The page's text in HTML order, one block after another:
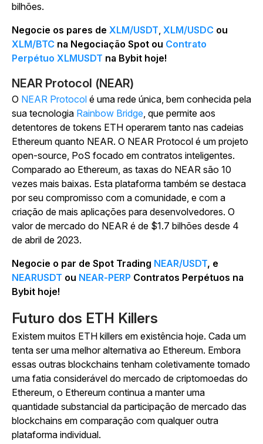
bilhões.
Negocie os pares de XLM/USDT, XLM/USDC ou
XLM/BTC na Negociação Spot ou Contrato
Perpétuo XLMUSDT na Bybit hoje!
NEAR Protocol (NEAR)
O NEAR Protocol é uma rede única, bem conhecida pela
sua tecnologia Rainbow Bridge, que permite aos
detentores de tokens ETH operarem tanto nas cadeias
Ethereum quanto NEAR. O NEAR Protocol é um projeto
open-source, PoS focado em contratos inteligentes.
Comparado ao Ethereum, as taxas do NEAR são 10
vezes mais baixas. Esta plataforma também se destaca
por seu compromisso com a comunidade, e com a
criação de mais aplicações para desenvolvedores. O
valor de mercado do NEAR é de $1.7 bilhões desde 4
de abril de 2023.
Negocie o par de Spot Trading NEAR/USDT, e
NEARUSDT ou NEAR-PERP Contratos Perpétuos na
Bybit hoje!
Futuro dos ETH Killers
Existem muitos ETH killers em existência hoje. Cada um
tenta ser uma melhor alternativa ao Ethereum. Embora
essas outras blockchains tenham coletivamente tomado
uma fatia considerável do mercado de criptomoedas do
Ethereum, o Ethereum continua a manter uma
quantidade substancial da participação de mercado das
blockchains em comparação com qualquer outra
plataforma individual.